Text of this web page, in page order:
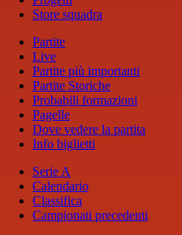
Store squadra
Partite
Live
Partite più importanti
Partite Storiche
Probabili formazioni
Pagelle
Dove vedere la partita
Info biglietti
Serie A
Calendario
Classifica
Campionati precedenti